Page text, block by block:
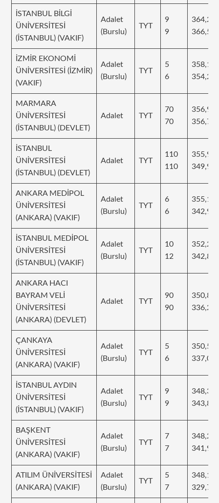
İSTANBUL BİLGİ
ÜNİVERSİTESİ
(İSTANBUL) (VAKIF)
Adalet
(Burslu)
TYT
9
9
İZMİR EKONOMİ
ÜNİVERSİTESİ (İZMİR)
(VAKIF)
Adalet
(Burslu)
TYT
5
6
MARMARA
ÜNİVERSİTESİ
(İSTANBUL) (DEVLET)
Adalet TYT
70
70
İSTANBUL
ÜNİVERSİTESİ
(İSTANBUL) (DEVLET)
Adalet TYT
110
110
ANKARA MEDİPOL
ÜNİVERSİTESİ
(ANKARA) (VAKIF)
Adalet
(Burslu)
TYT
6
6
İSTANBUL MEDİPOL
ÜNİVERSİTESİ
(İSTANBUL) (VAKIF)
Adalet
(Burslu)
TYT
10
12
352,26
ANKARA HACI
BAYRAM VELİ
ÜNİVERSİTESİ
(ANKARA) (DEVLET)
Adalet TYT
90
90
ÇANKAYA
ÜNİVERSİTESİ
(ANKARA) (VAKIF)
Adalet
(Burslu)
TYT
5
6
350,52
İSTANBUL AYDIN
ÜNİVERSİTESİ
(İSTANBUL) (VAKIF)
Adalet
(Burslu)
TYT
9
9
348,34
BAŞKENT
ÜNİVERSİTESİ
(ANKARA) (VAKIF)
Adalet
(Burslu)
TYT
7
7
348,29
ATILIM ÜNİVERSİTESİ
(ANKARA) (VAKIF)
Adalet
(Burslu)
TYT
5
7
348,17